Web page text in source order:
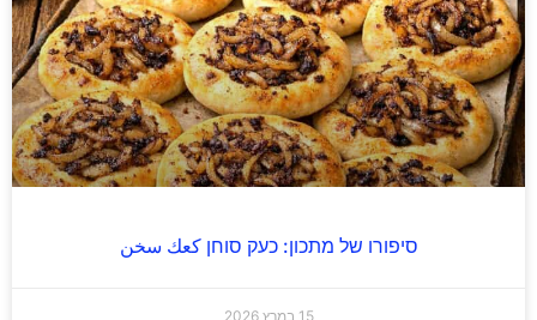
סיפורו של מתכון: כעק סוחן كعك سخن